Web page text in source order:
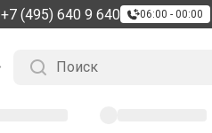
+7 (495) 640 9 640 06:00 - 00:00